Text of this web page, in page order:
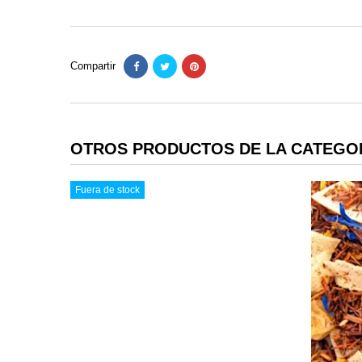
Compartir
OTROS PRODUCTOS DE LA
Fuera de stock